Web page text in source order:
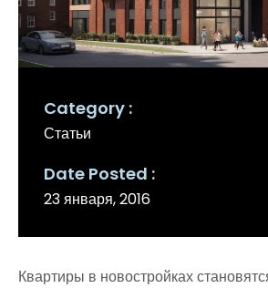
Category
Статьи
Date Posted
23 января, 2016
Квартиры в новостройках